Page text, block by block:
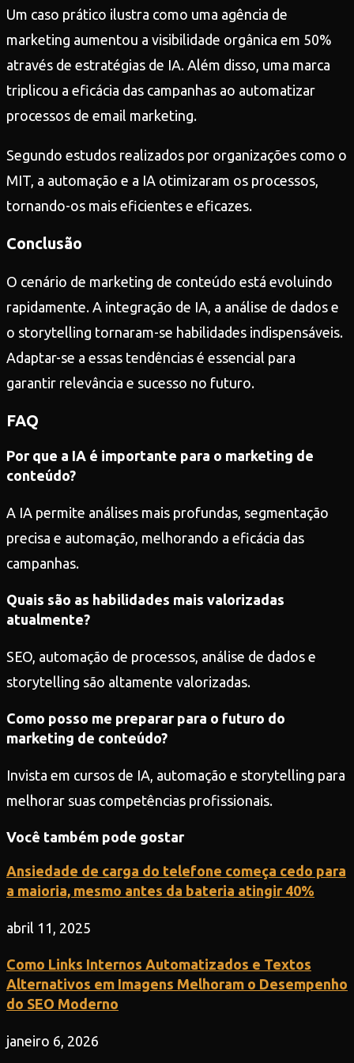
Um caso prático ilustra como uma agência de
marketing aumentou a visibilidade orgânica em 50%
através de estratégias de IA. Além disso, uma marca
triplicou a eficácia das campanhas ao automatizar
processos de email marketing.
Segundo estudos realizados por organizações como o
MIT, a automação e a IA otimizaram os processos,
tornando-os mais eficientes e eficazes.
Conclusão
O cenário de marketing de conteúdo está evoluindo
rapidamente. A integração de IA, a análise de dados e
o storytelling tornaram-se habilidades indispensáveis.
Adaptar-se a essas tendências é essencial para
garantir relevância e sucesso no futuro.
FAQ
Por que a IA é importante para o marketing de
conteúdo?
A IA permite análises mais profundas, segmentação
precisa e automação, melhorando a eficácia das
campanhas.
Quais são as habilidades mais valorizadas
atualmente?
SEO, automação de processos, análise de dados e
storytelling são altamente valorizadas.
Como posso me preparar para o futuro do
marketing de conteúdo?
Invista em cursos de IA, automação e storytelling para
melhorar suas competências profissionais.
Você também pode gostar
Ansiedade de carga do telefone começa cedo para
a maioria, mesmo antes da bateria atingir 40%
abril 11, 2025
Como Links Internos Automatizados e Textos
Alternativos em Imagens Melhoram o Desempenho
do SEO Moderno
janeiro 6, 2026